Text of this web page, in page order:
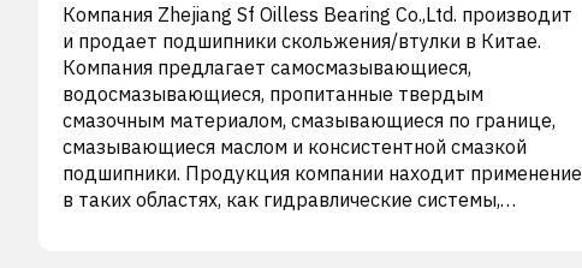
Компания Zhejiang Sf Oilless Bearing Co.,Ltd. производит
и продает подшипники скольжения/втулки в Китае.
Компания предлагает самосмазывающиеся,
водосмазывающиеся, пропитанные твердым
смазочным материалом, смазывающиеся по границе,
смазывающиеся маслом и консистентной смазкой
подшипники. Продукция компании находит применение
в таких областях, как гидравлические системы,